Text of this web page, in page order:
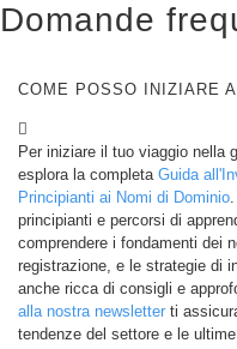
Newsletter
Pagamento
Pagare
in
anticipo
Apprendimento
Guida
ai
Fondamenti
dei
Nomi
di
Domande
COME POSSO INIZIARE
Per iniziare il tuo viaggio nella
esplora la completa Guida
Principianti ai Nomi di Dominio
principianti e percorsi di
comprendere i fondamenti dei
registrazione, e le strategie di
anche ricca di consigli e
alla nostra newsletter ti
tendenze del settore e le